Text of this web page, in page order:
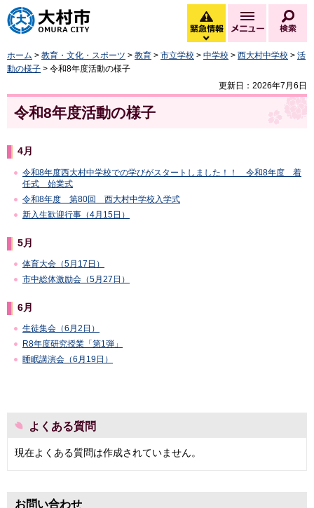
大村市
緊急情報
緊急情報を開く
メニュー
ホーム > 教育・文化・スポーツ > 教育 > 市立学校 > 中学校 > 西大村中学校 > 活
動の様子 > 令和8年度活動の様子
更新日：2026年7月6日
令和8年度活動の様子
4月
令和8年度西大村中学校での学びがスタートしました！！ 令和8年度 着
任式 始業式
令和8年度 第80回 西大村中学校入学式
新入生歓迎行事（4月15日）
5月
体育大会（5月17日）
市中総体激励会（5月27日）
6月
生徒集会（6月2日）
R8年度研究授業「第1弾」
睡眠講演会（6月19日）
よくある質問
現在よくある質問は作成されていません。
お問い合わせ